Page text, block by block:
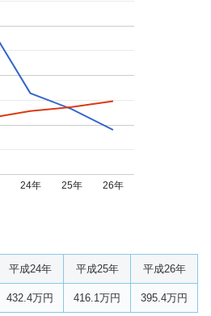
24年 25年 26年
平成24年 平成25年 平成26年
432.4万円 416.1万円 395.4万円